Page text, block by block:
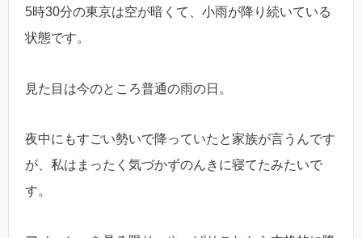
5時30分の東京は空が暗くて、小雨が降り続いている
状態です。
見た目は今のところ普通の雨の日。
夜中にもすごい勢いで降っていたと家族が言うんです
が、私はまったく気づかずのんきに寝てたみたいで
す。